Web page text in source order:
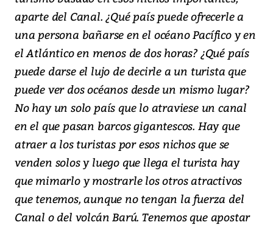
aparte del Canal. ¿Qué país puede ofrecerle a
una persona bañarse en el océano Pacífico y en
el Atlántico en menos de dos horas? ¿Qué país
puede darse el lujo de decirle a un turista que
puede ver dos océanos desde un mismo lugar?
No hay un solo país que lo atraviese un canal
en el que pasan barcos gigantescos. Hay que
atraer a los turistas por esos nichos que se
venden solos y luego que llega el turista hay
que mimarlo y mostrarle los otros atractivos
que tenemos, aunque no tengan la fuerza del
Canal o del volcán Barú. Tenemos que apostar